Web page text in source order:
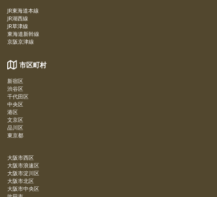
JR東海道本線
JR湖西線
JR草津線
東海道新幹線
京阪京津線
市区町村
新宿区
渋谷区
千代田区
中央区
港区
文京区
品川区
東京都
大阪市西区
大阪市浪速区
大阪市淀川区
大阪市北区
大阪市中央区